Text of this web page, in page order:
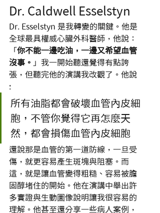
Dr. Caldwell Esselstyn
Dr. Esselstyn 是我轉變的關鍵。他是
全球最具權威心臟外科醫師，他說：
「你不能一邊吃油，一邊又希望血管
沒事。 」我一開始聽還覺得有點誇
張，但聽完他的演講我改觀了。他說
:
所有油脂都會破壞血管內皮細
胞，不管你覺得它再怎麼天
然，都會損傷血管內皮細胞
還說那是血管的第一道防線，一旦受
傷，就更容易產生斑塊與阻塞。而
這，就是讓血管變得粗糙、容易被膽
固醇堵住的開始。他在演講中舉出許
多實證與生動圖像說明讓我很容易的
理解。他甚至還分享一些病人案例，